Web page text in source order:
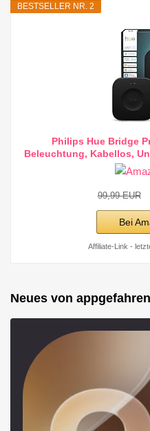
BESTSELLER NR. 2
Philips Hue Bridge
Beleuchtung, Kabellos,
99,99 EUR
Bei
Affiliate-Link -
Neues von